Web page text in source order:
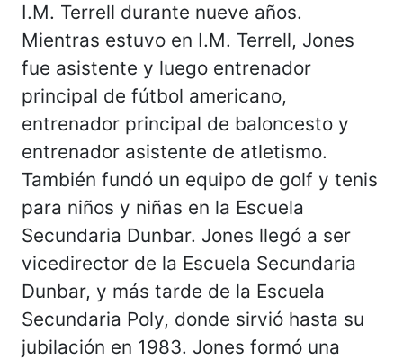
I.M. Terrell durante nueve años.
Mientras estuvo en I.M. Terrell, Jones
fue asistente y luego entrenador
principal de fútbol americano,
entrenador principal de baloncesto y
entrenador asistente de atletismo.
También fundó un equipo de golf y tenis
para niños y niñas en la Escuela
Secundaria Dunbar. Jones llegó a ser
vicedirector de la Escuela Secundaria
Dunbar, y más tarde de la Escuela
Secundaria Poly, donde sirvió hasta su
jubilación en 1983. Jones formó una